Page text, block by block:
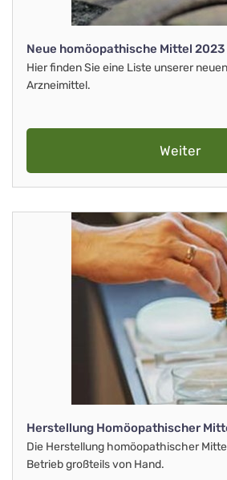
Neue homöopathische Mittel 2023
Hier finden Sie eine Liste unserer
Arzneimittel.
Weiter
Herstellung Homöopathischer
Die Herstellung homöopathischer
Betrieb großteils von Hand.